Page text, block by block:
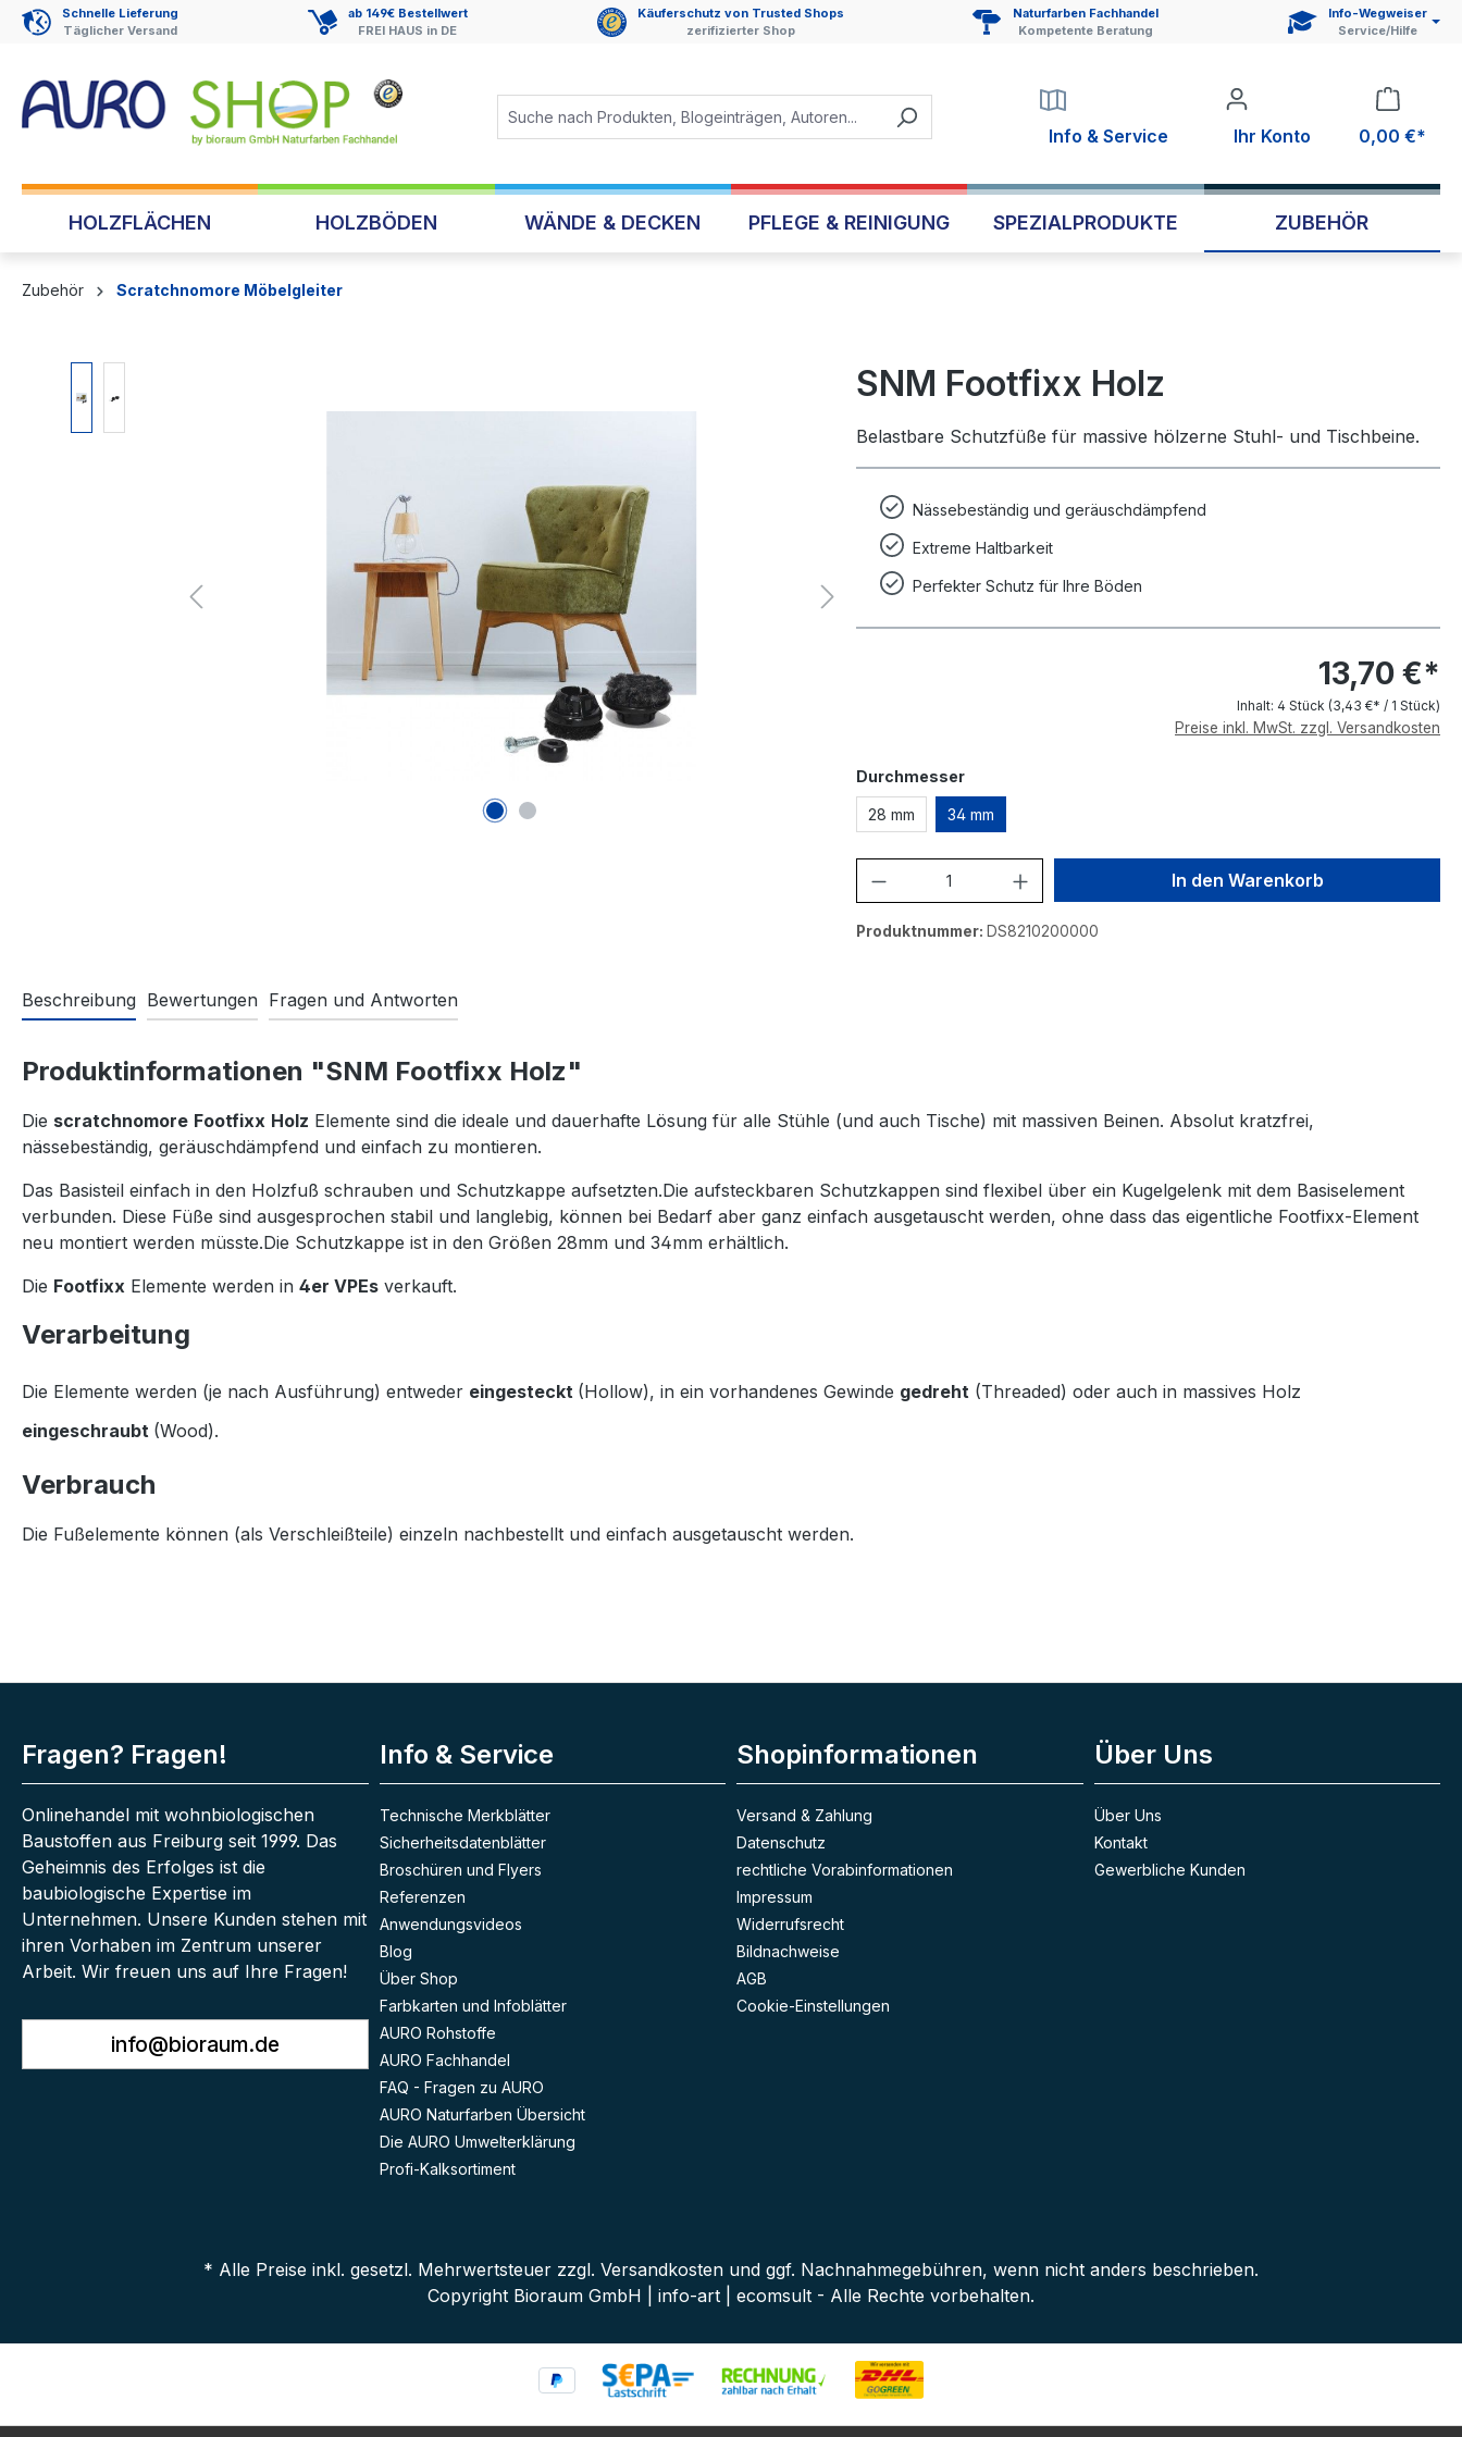
Zur Hauptnavigation springen
Schnelle Lieferung
Täglicher Versand
ab 149€ Bestellwert
FREI HAUS in DE
Käuferschutz von Trusted Shops
zerifizierter Shop
Naturfarben Fachhandel
Kompetente Beratung
Info-Wegweiser
Service/Hilfe
Info & Service Ihr Konto 0,00 €*
HOLZFLÄCHEN HOLZBÖDEN WÄNDE & DECKEN PFLEGE & REINIGUNG SPEZIALPRODUKTE ZUBEHÖR
Zubehör Scratchnomore Möbelgleiter
SNM Footfixx Holz
Belastbare Schutzfüße für massive hölzerne Stuhl- und Tischbeine.
Nässebeständig und geräuschdämpfend
Extreme Haltbarkeit
Perfekter Schutz für Ihre Böden
13,70 €*
Inhalt: 4 Stück (3,43 €* / 1 Stück)
Preise inkl. MwSt. zzgl. Versandkosten
Durchmesserauswählen
28 mm 34 mm
Produkt Anzahl: Gib den gewünschten Wert
In den Warenkorb
Produktnummer: DS8210200000
Beschreibung Bewertungen Fragen und Antworten
Produktinformationen "SNM Footfixx Holz"
Die scratchnomore Footfixx Holz Elemente sind die ideale und dauerhafte Lösung für alle Stühle (und auch Tische) mit massiven Beinen. Absolut kratzfrei,
nässebeständig, geräuschdämpfend und einfach zu montieren.
Das Basisteil einfach in den Holzfuß schrauben und Schutzkappe aufsetzten.Die aufsteckbaren Schutzkappen sind flexibel über ein Kugelgelenk mit dem Basiselement
verbunden. Diese Füße sind ausgesprochen stabil und langlebig, können bei Bedarf aber ganz einfach ausgetauscht werden, ohne dass das eigentliche Footfixx-Element
neu montiert werden müsste.Die Schutzkappe ist in den Größen 28mm und 34mm erhältlich.
Die Footfixx Elemente werden in 4er VPEs verkauft.
Verarbeitung
Die Elemente werden (je nach Ausführung) entweder eingesteckt (Hollow), in ein vorhandenes Gewinde gedreht (Threaded) oder auch in massives Holz
eingeschraubt (Wood).
Verbrauch
Die Fußelemente können (als Verschleißteile) einzeln nachbestellt und einfach ausgetauscht werden.
Fragen? Fragen!
Onlinehandel mit wohnbiologischen
Baustoffen aus Freiburg seit 1999. Das
Geheimnis des Erfolges ist die
baubiologische Expertise im
Unternehmen. Unsere Kunden stehen mit
ihren Vorhaben im Zentrum unserer
Arbeit. Wir freuen uns auf Ihre Fragen!
info@bioraum.de
Info & Service
Technische Merkblätter
Sicherheitsdatenblätter
Broschüren und Flyers
Referenzen
Anwendungsvideos
Blog
Über Shop
Farbkarten und Infoblätter
AURO Rohstoffe
AURO Fachhandel
FAQ - Fragen zu AURO
AURO Naturfarben Übersicht
Die AURO Umwelterklärung
Profi-Kalksortiment
Shopinformationen
Versand & Zahlung
Datenschutz
rechtliche Vorabinformationen
Impressum
Widerrufsrecht
Bildnachweise
AGB
Cookie-Einstellungen
Über Uns
Über Uns
Kontakt
Gewerbliche Kunden
* Alle Preise inkl. gesetzl. Mehrwertsteuer zzgl. Versandkosten und ggf. Nachnahmegebühren, wenn nicht anders beschrieben.
Copyright Bioraum GmbH | info-art | ecomsult - Alle Rechte vorbehalten.